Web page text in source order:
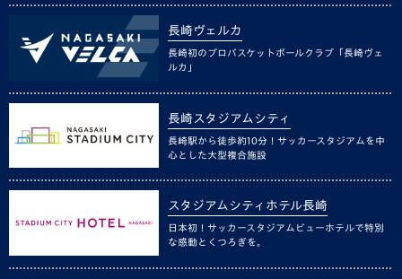
長崎ヴェルカ
長崎初のプロバスケットボールクラブ「長崎ヴェ
ルカ」
長崎スタジアムシティ
長崎駅から徒歩約10分！サッカースタジアムを中
心とした大型複合施設
スタジアムシティホテル長崎
日本初！サッカースタジアムビューホテルで特別
な感動とくつろぎを。